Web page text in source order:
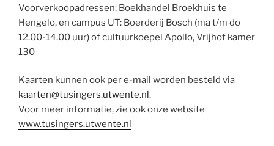
Voorverkoopadressen: Boekhandel Broekhuis te
Hengelo, en campus UT: Boerderij Bosch (ma t/m do
12.00-14.00 uur) of cultuurkoepel Apollo, Vrijhof kamer
130
Kaarten kunnen ook per e-mail worden besteld via
kaarten@tusingers.utwente.nl .
Voor meer informatie, zie ook onze website
www.tusingers.utwente.nl